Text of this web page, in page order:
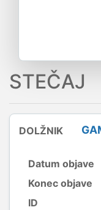
STEČAJ
DOLŽNIK
Datum objave
Konec objave
ID